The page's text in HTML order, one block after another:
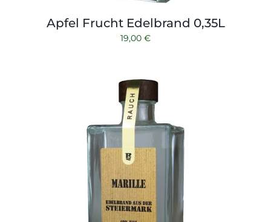
Apfel Frucht Edelbrand 0,35L
19,00 €